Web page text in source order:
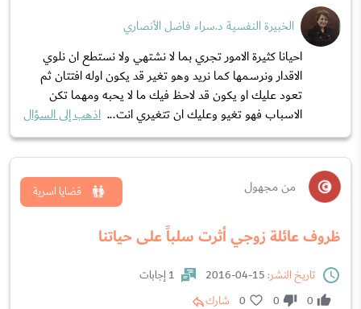
الخبيرة النفسية د.سراء فاضل الأنصاري
احيانا كثيرة الامور تجري بما لا نشتهي ولا نستطع ان نلوي
الاقدار ونرسمها كما نريد وهو تغير قد يكون اوله افتتان ثم
تعود عليك او يكون قد لاحظ فيك ما لا يحبه ومهما تكن
الاسباب فهو تغيو وعليك ان تتغيري انت... اذهب إلى السؤال
من مجهول
ظروف عائلة زوجي أثرت سلباً على حياتنا
قضايا اسرية
تاريخ النشر:
1 إجابات
0
0
0 شارك